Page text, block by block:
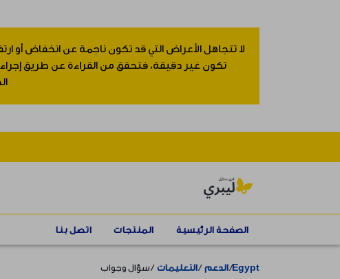
لا تتجاهل الأعراض التي قد تكون ناجمة عن انخفاض أو
تكون غير دقيقة، فتحقق من القراءة عن طريق
الصفحة الرئيسية المنتجات اتصل بنا
Egypt الدعم التعليمات سؤال وجواب